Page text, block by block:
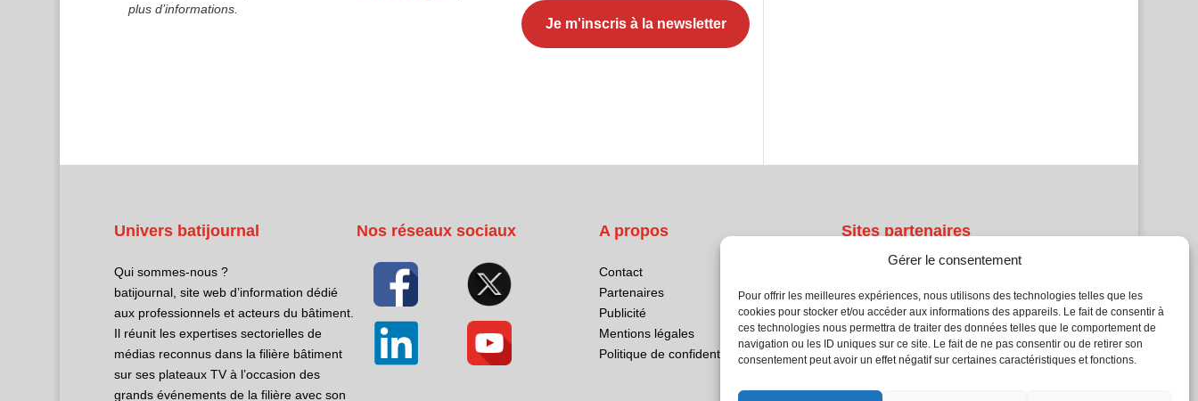
Gérer le consentement
Pour offrir les meilleures expériences, nous utilisons des technologies telles que les
cookies pour stocker et/ou accéder aux informations des appareils. Le fait de consentir à
ces technologies nous permettra de traiter des données telles que le comportement de
navigation ou les ID uniques sur ce site. Le fait de ne pas consentir ou de retirer son
consentement peut avoir un effet négatif sur certaines caractéristiques et fonctions.
plus d’informations.
Univers batijournal
Qui sommes-nous ?
batijournal, site web d’information dédié
aux professionnels et acteurs du bâtiment.
Il réunit les expertises sectorielles de
médias reconnus dans la filière bâtiment
sur ses plateaux TV à l’occasion des
grands événements de la filière avec son
Nos réseaux sociaux A propos
Contact
Partenaires
Publicité
Mentions légales
Politique de confidentialité
Sites partenaires
Atrium Patrimoine
Kiosque 21
L'Atelier Bois
Planète Bâtiment
batijournal TV